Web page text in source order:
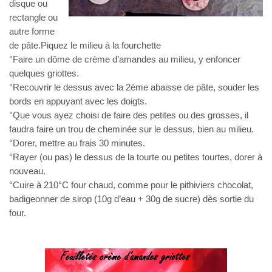
disque ou
rectangle ou
autre forme
de pâte.Piquez le milieu à la fourchette
°Faire un dôme de crème d’amandes au milieu, y enfoncer
quelques griottes.
°Recouvrir le dessus avec la 2ème abaisse de pâte, souder les
bords en appuyant avec les doigts.
°Que vous ayez choisi de faire des petites ou des grosses, il
faudra faire un trou de cheminée sur le dessus, bien au milieu.
°Dorer, mettre au frais 30 minutes.
°Rayer (ou pas) le dessus de la tourte ou petites tourtes, dorer à
nouveau.
°Cuire à 210°C four chaud, comme pour le pithiviers chocolat,
badigeonner de sirop (10g d’eau + 30g de sucre) dès sortie du
four.